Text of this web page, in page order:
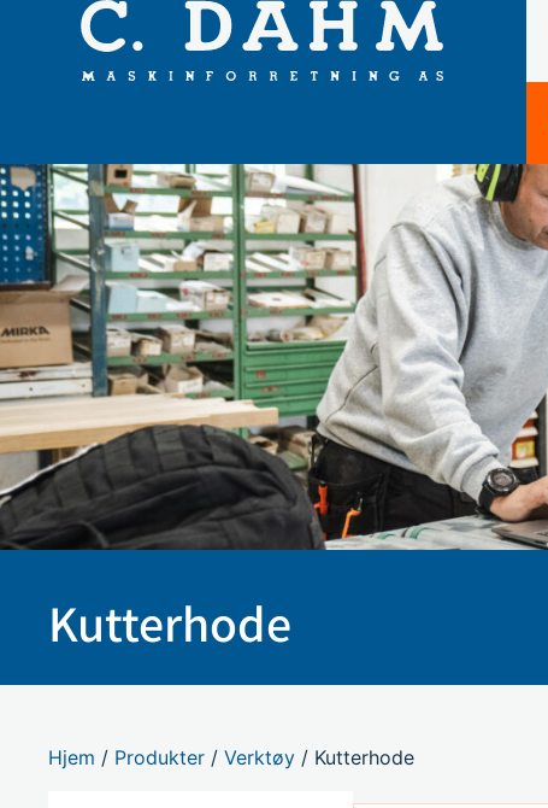
Kutterhode
Hjem / Produkter /Verktøy / Kutterhode